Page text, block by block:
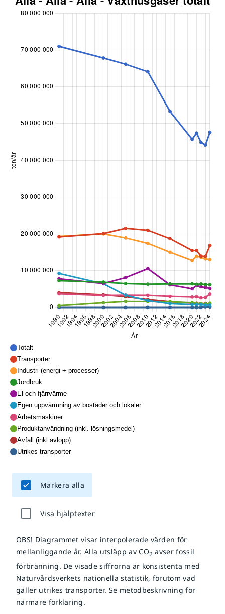
Totalt
Transporter
Industri (energi + processer)
Jordbruk
El och fjärrvärme
Egen uppvärmning av bostäder och lokaler
Arbetsmaskiner
Produktanvändning (inkl. lösningsmedel)
Avfall (inkl.avlopp)
Utrikes transporter
Markera alla
Visa hjälptexter
OBS! Diagrammet visar interpolerade värden för
mellanliggande år. Alla utsläpp av CO2 avser fossil
förbränning. De visade siffrorna är konsistenta med
Naturvårdsverkets nationella statistik, förutom vad
gäller utrikes transporter. Se metodbeskrivning för
närmare förklaring.